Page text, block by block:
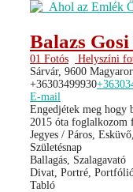
Balazs
01 Fotós
Helyszíni
Sárvár, 9600
+36303499930
E-mail
Engedjétek meg hogy
2015 óta foglalkozom
Jegyes / Páros,
Születésnap
Ballagás, Szalagavató
Divat, Portré,
Tabló